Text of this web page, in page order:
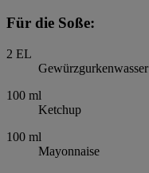
Für die Soße:
2 EL
Gewürzgurkenwasser
100 ml
Ketchup
100 ml
Mayonnaise